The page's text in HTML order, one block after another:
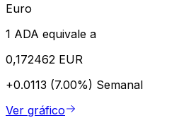
Euro
1 ADA equivale a
0,172462 EUR
+0.0113 (7.00%) Semanal
Ver gráfico